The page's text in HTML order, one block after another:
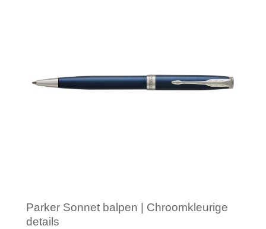
Parker Sonnet balpen | Chroomkleurige
details